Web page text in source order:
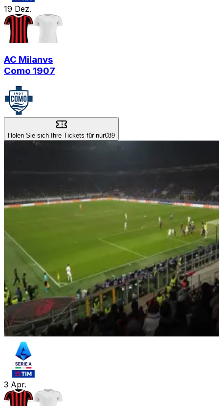
19 Dez.
AC Milanvs
Como 1907
Holen Sie sich Ihre Tickets für nur€89
3 Apr.